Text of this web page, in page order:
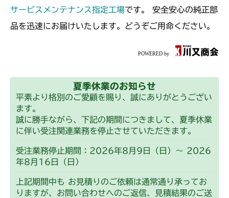
フロントデフ FIG4 ナックル
フロントデフ FIG4 ナックル
本体 FIG20 ステアリング
CMX1804
本体 FIG22 ステアリング
フロントデフ FIG4 ナックル
CMX2202RC
フロントデフ FIG4 ナックル
本体 FIG30 ステアリング(Asia)
本体 FIG31 ステアリング
CMX2202YCV/YCS
本体 FIG20 ステアリング
CMX2206HC
サービスメンテナンス指定工場です。 安全安心の純正部
品を迅速にお届けいたします。どうぞご用命ください。
夏季休業のお知らせ
平素より格別のご愛顧を賜り、誠にありがとうござい
ます。
誠に勝手ながら、下記の期間につきまして、夏季休業
に伴い受注関連業務を停止させていただきます。
受注業務停止期間：2026年8月9日（日）～ 2026
年8月16日（日）
上記期間中も お見積りのご依頼は通常通り承ってお
りますが、お問い合わせへのご返信、見積結果のご送